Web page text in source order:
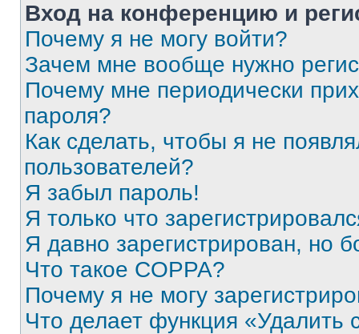
Вход на конференцию и
Почему я не могу войти?
Зачем мне вообще нужно
Почему мне периодически
пароля?
Как сделать, чтобы я не
пользователей?
Я забыл пароль!
Я только что
Я давно зарегистрирован, но
Что такое COPPA?
Почему я не могу
Что делает функция «Удалить